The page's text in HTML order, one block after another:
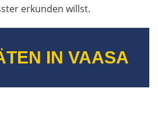
erkunden willst.
IN VAASA